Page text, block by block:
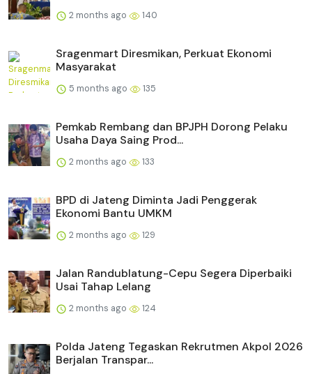
2 months ago 140
Sragenmart Diresmikan, Perkuat Ekonomi
Masyarakat
5 months ago 135
Pemkab Rembang dan BPJPH Dorong Pelaku
Usaha Daya Saing Prod...
2 months ago 133
BPD di Jateng Diminta Jadi Penggerak
Ekonomi Bantu UMKM
2 months ago 129
Jalan Randublatung-Cepu Segera Diperbaiki
Usai Tahap Lelang
2 months ago 124
Polda Jateng Tegaskan Rekrutmen Akpol 2026
Berjalan Transpar...